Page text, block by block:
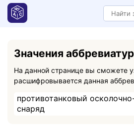
Значения
На данной странице вы сможете
противотанковый
снаряд